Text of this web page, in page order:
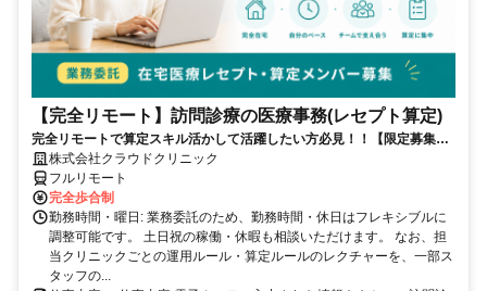
【完全リモート】訪問診療の医療事務(レセプト算定)
完全リモートで算定スキル活かして活躍したい方必見！！【限定募集】
完全リモート｜在宅医療レセプト算定（成果報酬型／業務委託）
株式会社クラウドクリニック
フルリモート
完全歩合制
勤務時間・曜日: 業務委託のため、勤務時間・休日はフレキシブルに
調整可能です。 土日祝の稼働・休暇も相談いただけます。 なお、担
当クリニックごとの運用ルール・算定ルールのレクチャーを、一部ス
タッフの...